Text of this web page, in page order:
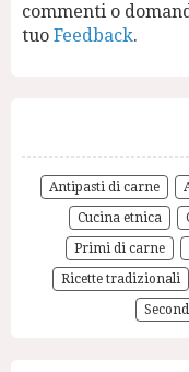
commenti o
tuo Feedback.
Antipasti di carne
Cucina etnica
Primi di carne
Ricette tradizionali